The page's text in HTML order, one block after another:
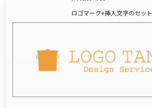
ロゴマーク+挿入文字のセット